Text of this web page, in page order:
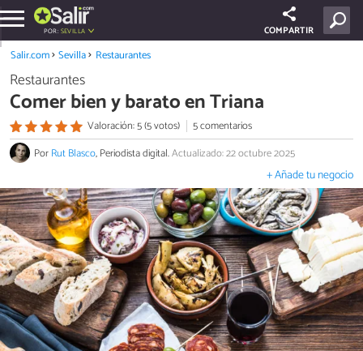
POR: SEVILLA COMPARTIR
Salir.com Sevilla Restaurantes
Restaurantes
Comer bien y barato en Triana
Valoración: 5 (5 votos)
5 comentarios
PorRut Blasco, Periodista digital.Actualizado: 22 octubre 2025
+ Añade tu negocio